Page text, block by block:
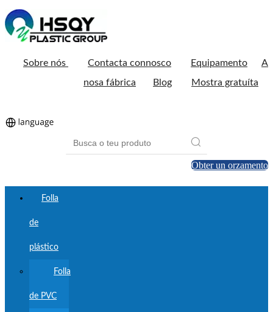
Sobre nós Contacta connosco Equipamento
A
nosa fábrica
Blog Mostra gratuíta
Obter un orzamento
Folla
de
plástico
Folla
de PVC